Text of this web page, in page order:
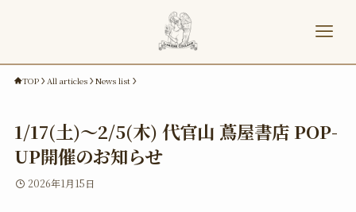
TOP All articles News list
1/17(土)～2/5(木) 代官山 蔦屋書店 POP-
UP開催のお知らせ
2026年1月15日